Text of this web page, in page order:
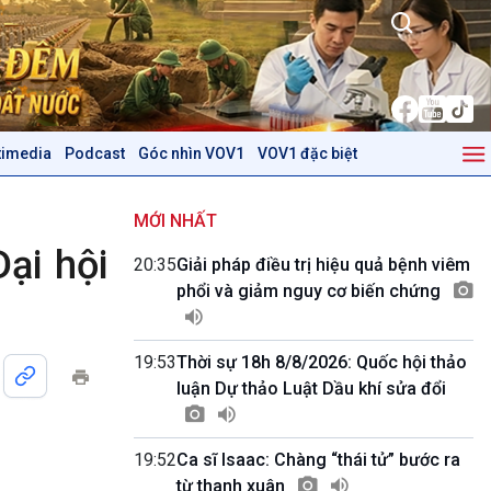
Podcast Góc nhìn VOV1 VOV1 đặc biệt
Trước giờ mở cửa
Dòng chảy Kinh tế
Tuyên chiến với gian lận
thương mại
Mùa vàng
Biển đảo Việt Nam
Tìm hiểu biển, đảo Việt
Nam
Góc nhìn VOV1
Bình luận
hội
MỚI NHẤT
20:35Giải pháp điều trị hiệu quả bệnh viêm
phổi và giảm nguy cơ biến chứng
19:53Thời sự 18h 8/8/2026: Quốc hội thảo
luận Dự thảo Luật Dầu khí sửa đổi
19:52Ca sĩ Isaac: Chàng “thái tử” bước ra
từ thanh xuân